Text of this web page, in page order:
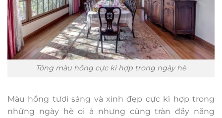
Tông màu hồng cực kì hợp trong ngày hè
Màu hồng tươi sáng và xinh đẹp cực kì hợp trong
những ngày hè oi ả nhưng cũng tràn đầy năng